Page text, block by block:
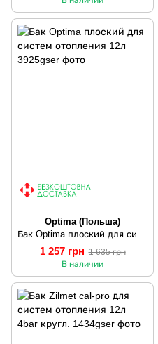
Optima (Польша)
1 257 грн 1 635 грн
В наличии